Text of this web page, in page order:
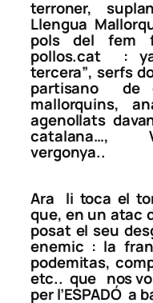
terroner,
Llengua
pols del fem
pollos.cat :
tercera”, serfs
partisano de
mallorquins,
agenollats
catalana…,
vergonya..
Ara li toca el
que, en un atac
posat el seu
enemic : la
podemitas,
etc.. que nos
per l’ESPADÓ a